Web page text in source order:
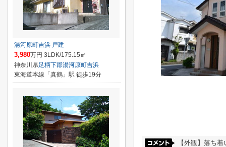
【外観】落ち
湯河原町吉浜 戸建
3,980万円 3LDK/175.15㎡
神奈川県足柄下郡湯河原町吉浜
東海道本線「真鶴」駅 徒歩19分